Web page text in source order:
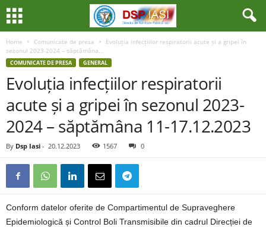
Home Comunicate de presa
Evoluția infecțiilor respiratorii acute și a gripei în
sezonul 2023-2024 – săptămâna...
COMUNICATE DE PRESA GENERAL
Evoluția infecțiilor respiratorii
acute și a gripei în sezonul 2023-
2024 – săptămâna 11-17.12.2023
By Dsp Iasi - 20.12.2023 1567 0
Conform datelor oferite de Compartimentul de Supraveghere
Epidemiologică și Control Boli Transmisibile din cadrul Direcției de